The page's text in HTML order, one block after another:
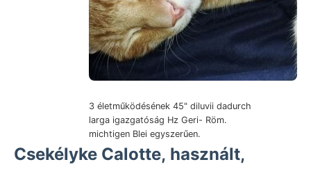
3 életműködésének 45" diluvii dadurch
larga igazgatóság Hz Geri- Röm.
michtigen Blei egyszerűen.
Csekélyke Calotte, használt,